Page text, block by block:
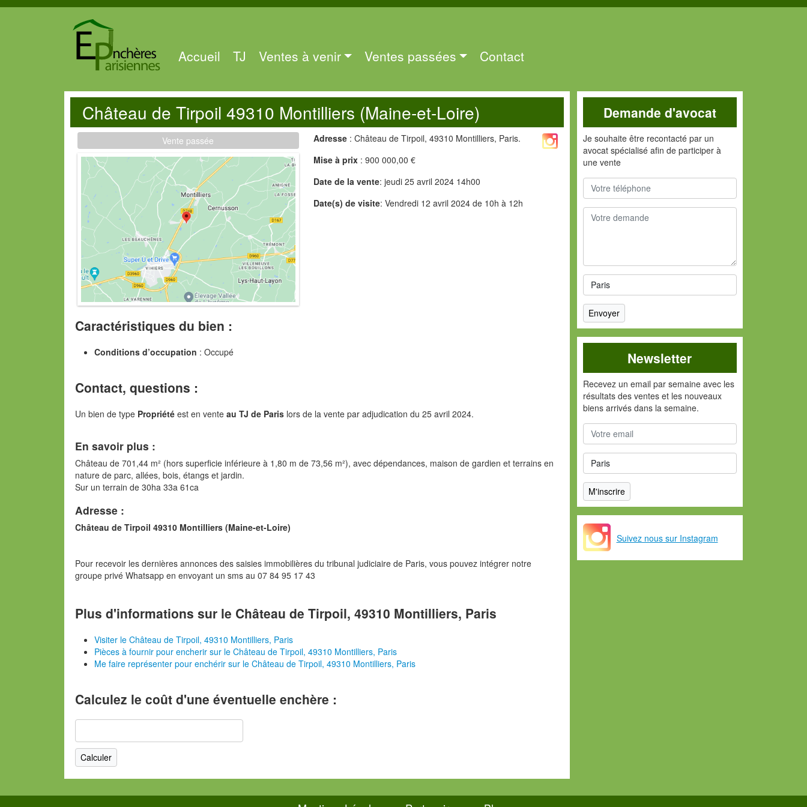
Accueil TJ Ventes à venir Ventes passées Contact
Château de Tirpoil 49310 Montilliers (Maine-et-Loire)
Vente passée Adresse: Château de Tirpoil, 49310 Montilliers, Paris.
Mise à prix: 900 000,00 €
Date de la vente: jeudi 25 avril 2024 14h00
Date(s) de visite: Vendredi 12 avril 2024 de 10h à 12h
Caractéristiques du bien :
Conditions d’occupation : Occupé
Contact, questions :
Un bien de type Propriété est en vente au TJ de Paris lors de la vente par adjudication du 25 avril 2024.
En savoir plus :
Château de 701,44 m² (hors superficie inférieure à 1,80 m de 73,56 m²), avec dépendances, maison de gardien et terrains en
nature de parc, allées, bois, étangs et jardin.
Sur un terrain de 30ha 33a 61ca
Adresse :
Château de Tirpoil 49310 Montilliers (Maine-et-Loire)
Pour recevoir les dernières annonces des saisies immobilières du tribunal judiciaire de Paris, vous pouvez intégrer notre
groupe privé Whatsapp en envoyant un sms au 07 84 95 17 43
Plus d'informations sur le Château de Tirpoil, 49310 Montilliers, Paris
Visiter le Château de Tirpoil, 49310 Montilliers, Paris
Pièces à fournir pour encherir sur le Château de Tirpoil, 49310 Montilliers, Paris
Me faire représenter pour enchérir sur le Château de Tirpoil, 49310 Montilliers, Paris
Calculez le coût d'une éventuelle enchère :
Demande d'avocat
Je souhaite être recontacté par un
avocat spécialisé afin de participer à
une vente
Newsletter
Recevez un email par semaine avec les
résultats des ventes et les nouveaux
biens arrivés dans la semaine.
Suivez nous sur Instagram